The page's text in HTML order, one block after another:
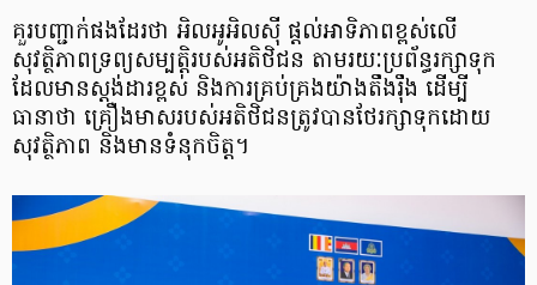
គួរបញ្ជាក់ផងដែរថា អិលអូអិលស៊ី ផ្តល់អាទិភាពខ្ពស់លើ
សុវត្ថិភាពទ្រព្យសម្បត្តិរបស់អតិថិជន តាមរយៈប្រព័ន្ធរក្សាទុក
ដែលមានស្តង់ដារខ្ពស់ និងការគ្រប់គ្រងយ៉ាងតឹងរ៉ឹង ដើម្បី
ធានាថា គ្រឿងមាសរបស់អតិថិជនត្រូវបានថែរក្សាទុកដោយ
សុវត្ថិភាព និងមានទំនុកចិត្ត។